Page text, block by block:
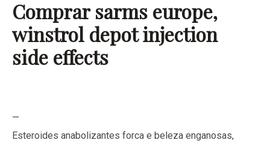
Comprar sarms europe,
winstrol depot injection
side effects
—
Esteroides anabolizantes forca e beleza enganosas,